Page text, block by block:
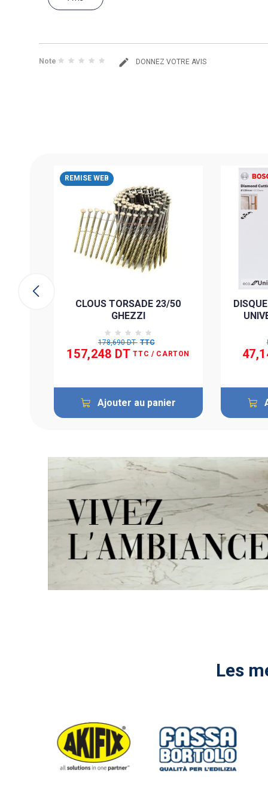
Note DONNEZ VOTRE AVIS
REMISE WEB
CLOUS TORSADE 23/50
GHEZZI
178,690 DT TTC
157,248 DT TTC / CARTON
Ajouter au panier
Les